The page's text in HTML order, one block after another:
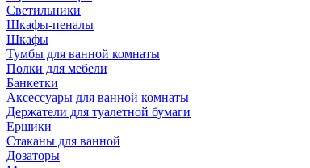
Светильники
Шкафы-пеналы
Шкафы
Тумбы для ванной комнаты
Полки для мебели
Банкетки
Аксессуары для ванной комнаты
Держатели для туалетной бумаги
Ершики
Стаканы для ванной
Дозаторы